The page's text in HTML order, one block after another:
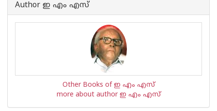
Author ഇ എം എസ്
Other Books of ഇ എം എസ്
more about author ഇ എം എസ്